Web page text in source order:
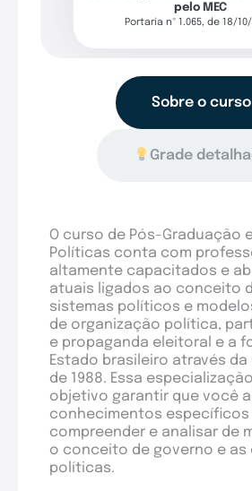
pelo MEC
Portaria nº 1.065, de 18/
Sobre o curso
Grade
O curso de Pós-Graduação
Políticas conta com
altamente capacitados e
atuais ligados ao conceito
sistemas políticos e
de organização política,
e propaganda eleitoral e a
Estado brasileiro através
de 1988. Essa
objetivo garantir que você
conhecimentos específicos
compreender e analisar de
o conceito de governo e as
políticas.